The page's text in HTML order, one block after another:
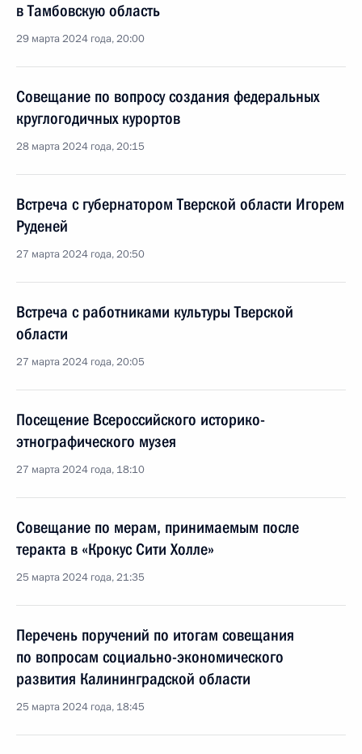
в Тамбовскую область
29 марта 2024 года, 20:00
Совещание по вопросу создания федеральных
круглогодичных курортов
28 марта 2024 года, 20:15
Встреча с губернатором Тверской области Игорем
Руденей
27 марта 2024 года, 20:50
Встреча с работниками культуры Тверской
области
27 марта 2024 года, 20:05
Посещение Всероссийского историко-
этнографического музея
27 марта 2024 года, 18:10
Совещание по мерам, принимаемым после
теракта в «Крокус Сити Холле»
25 марта 2024 года, 21:35
Перечень поручений по итогам совещания
по вопросам социально-экономического
развития Калининградской области
25 марта 2024 года, 18:45